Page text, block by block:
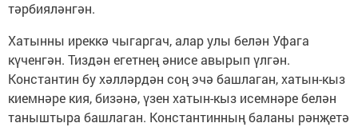
тәрбияләнгән.
Хатынны иреккә чыгаргач, алар улы белән Уфага
күченгән. Тиздән егетнең әнисе авырып үлгән.
Константин бу хәлләрдән соң эчә башлаган, хатын-кыз
киемнәре кия, бизәнә, үзен хатын-кыз исемнәре белән
таныштыра башлаган. Константинның баланы рәнҗетә